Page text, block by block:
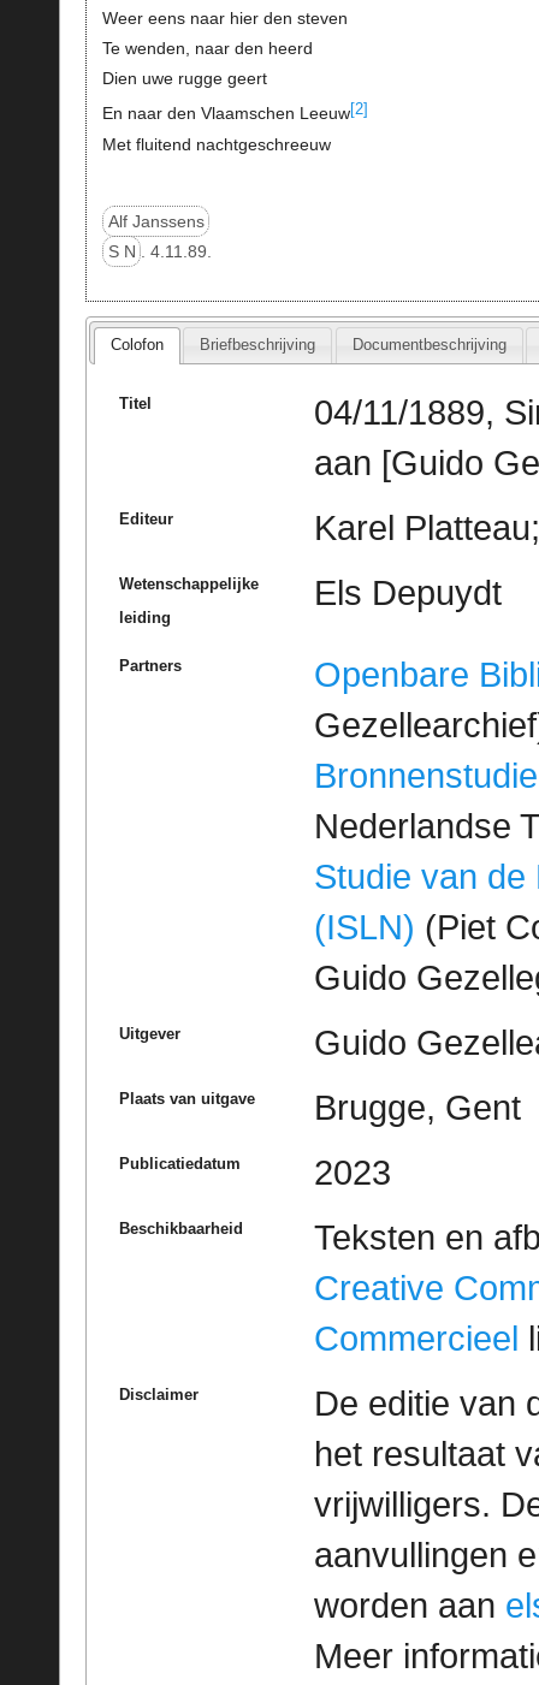
Weer eens naar hier den steven
Te wenden, naar den heerd
Dien uwe rugge geert
En naar den Vlaamschen Leeuw[2]
Met fluitend nachtgeschreeuw
Alf Janssens
S N
. 4.11.89.
Colofon Briefbeschrijving Documentbeschrijving
Titel
04/11/1889,
aan [Guido
Editeur Karel
Wetenschappelijke
leiding
Els Depuydt
Partners
Openbare
Bronnenstudie
Nederlandse
Studie van de
(ISLN) (Piet
Guido
Uitgever Guido
Plaats van uitgave Brugge, Gent
Publicatiedatum 2023
Beschikbaarheid
Teksten en
Creative
Commercieel
Disclaimer
De editie van
het resultaat
vrijwilligers.
aanvullingen
worden aan
Meer